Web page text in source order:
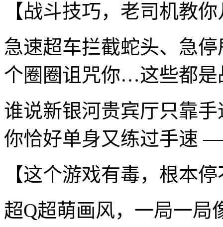
【战斗技巧，老司机教
急速超车拦截蛇头、急
个圈圈诅咒你…这些都是
谁说新银河贵宾厅只靠
你恰好单身又练过手速
【这个游戏有毒，根本
超Q超萌画风，一局一局